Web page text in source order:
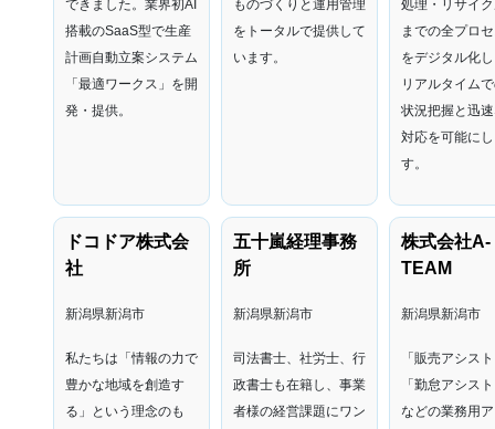
できました。業界初AI
搭載のSaaS型で生産
計画自動立案システム
「最適ワークス」を開
発・提供。
ものづくりと運用管理
をトータルで提供して
います。
処理・リサイ
までの全プロ
をデジタル化
リアルタイム
状況把握と迅
対応を可能に
す。
ドコドア株式会
社
新潟県新潟市
私たちは「情報の力で
豊かな地域を創造す
る」という理念のも
五十嵐経理事務
所
新潟県新潟市
司法書士、社労士、行
政書士も在籍し、事業
者様の経営課題にワン
株式会社A-
TEAM
新潟県新潟市
「販売アシス
「勤怠アシス
などの業務用